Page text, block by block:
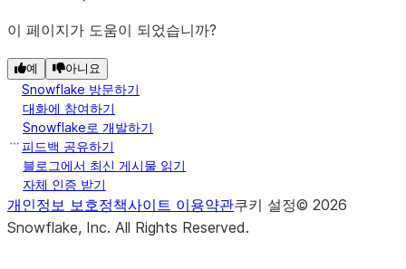
이 페이지가 도움이 되었습니까?
예 아니요
Snowflake 방문하기
대화에 참여하기
Snowflake로 개발하기
피드백 공유하기
블로그에서 최신 게시물 읽기
자체 인증 받기
개인정보 보호정책사이트 이용약관쿠키 설정© 2026
Snowflake, Inc. All Rights Reserved.